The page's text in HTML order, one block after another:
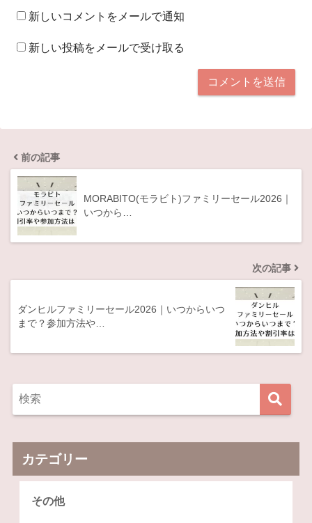
新しいコメントをメールで通知
新しい投稿をメールで受け取る
前の記事
MORABITO(モラビト)ファミリーセール2026｜
いつから…
次の記事
ダンヒルファミリーセール2026｜いつからいつ
まで？参加方法や…
カテゴリー
その他